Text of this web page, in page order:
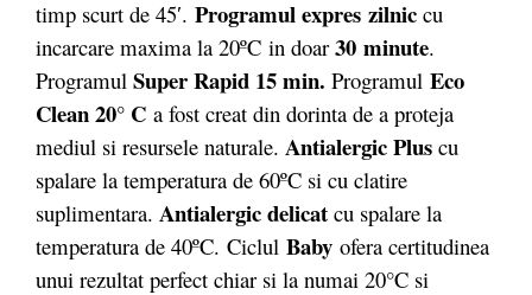
timp scurt de 45′. Programul expres zilnic cu
incarcare maxima la 20ºC in doar 30 minute.
Programul Super Rapid 15 min. Programul Eco
Clean 20° C a fost creat din dorinta de a proteja
mediul si resursele naturale. Antialergic Plus cu
spalare la temperatura de 60ºC si cu clatire
suplimentara. Antialergic delicat cu spalare la
temperatura de 40ºC. Ciclul Baby ofera certitudinea
unui rezultat perfect chiar si la numai 20°C si